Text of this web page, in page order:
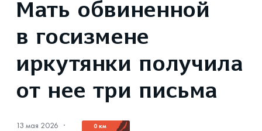
Мать обвиненной
в госизмене
иркутянки получила
от нее три письма
13 мая 2026 · 0 км